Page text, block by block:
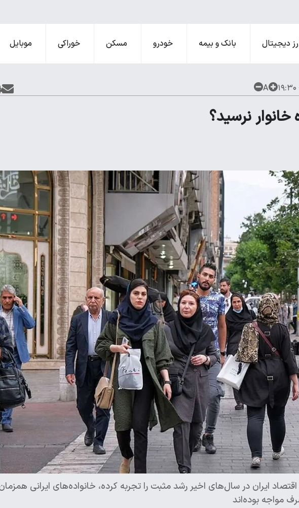
دیجیتال بانک و بیمه خودرو مسکن خوراکی موبایل
A
نرسید؟
ایران در سال‌های اخیر رشد مثبت را تجربه کرده، خانواده‌های ایرانی
مواجه بوده‌اند